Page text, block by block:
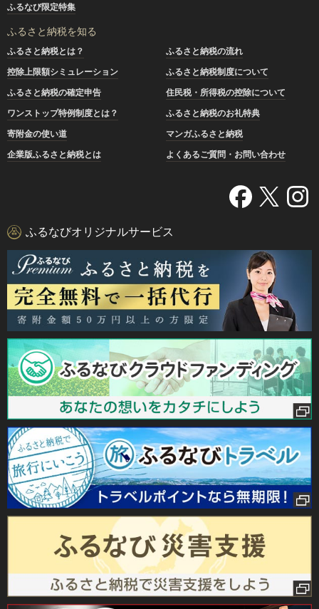
ふるなび限定特集
ふるさと納税を知る
ふるさと納税とは？
ふるさと納税の流れ
控除上限額シミュレーション
ふるさと納税制度について
ふるさと納税の確定申告
住民税・所得税の控除について
ワンストップ特例制度とは？
ふるさと納税のお礼特典
寄附金の使い道
マンガふるさと納税
企業版ふるさと納税とは
よくあるご質問・お問い合わせ
ふるなびオリジナルサービス